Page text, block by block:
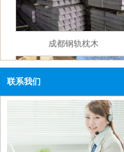
污染天气Ⅱ级应急响应
【企业资讯】四川钢轨
资源的稳定供应？
【企业资讯】四川钢轨
【企业资讯】成都钢
销量同比增11.5%
【企业资讯】四川钢轨
生产成本调研报告
四川钢轨枕木
联系我们